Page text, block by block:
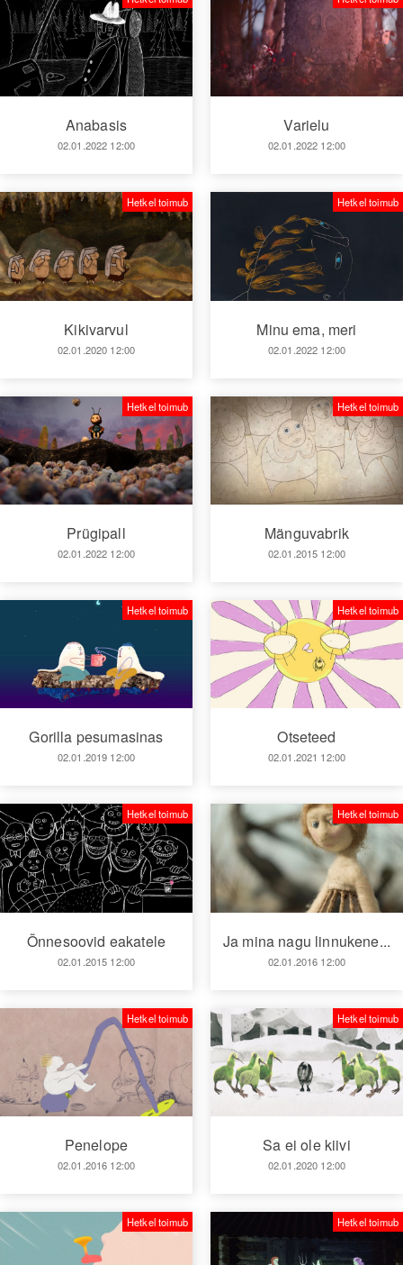
Anabasis
02.01.2022 12:00
Varielu
02.01.2022 12:00
Kikivarvul
02.01.2020 12:00
Hetkel toimub
Minu ema, meri
02.01.2022 12:00
Hetkel toimub
Prügipall
02.01.2022 12:00
Hetkel toimub
Mänguvabrik
02.01.2015 12:00
Hetkel toimub
Gorilla pesumasinas
02.01.2019 12:00
Hetkel toimub
Otseteed
02.01.2021 12:00
Hetkel toimub
Õnnesoovid eakatele
02.01.2015 12:00
Hetkel toimub
Ja mina nagu linnukene...
02.01.2016 12:00
Hetkel toimub
Penelope
02.01.2016 12:00
Hetkel toimub
Sa ei ole kiivi
02.01.2020 12:00
Hetkel toimub
Hetkel toimub Hetkel toimub